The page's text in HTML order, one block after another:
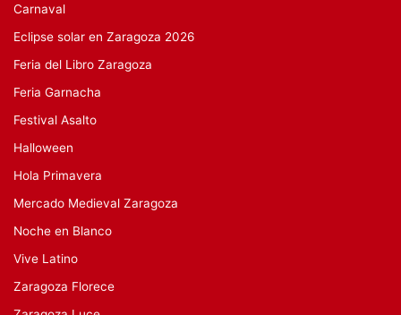
Carnaval
Eclipse solar en Zaragoza 2026
Feria del Libro Zaragoza
Feria Garnacha
Festival Asalto
Halloween
Hola Primavera
Mercado Medieval Zaragoza
Noche en Blanco
Vive Latino
Zaragoza Florece